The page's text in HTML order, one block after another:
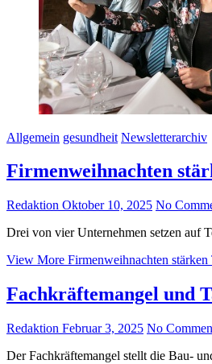
Allgemein gesundheit Newsletterarchiv
Firmenweihnachten
Redaktion Oktober 10, 2025 No
Drei von vier Unternehmen setzen auf
View More Firmenweihnachten stärken
Fachkräftemangel und
Redaktion Februar 3, 2025 No
Der Fachkräftemangel stellt die Bau-